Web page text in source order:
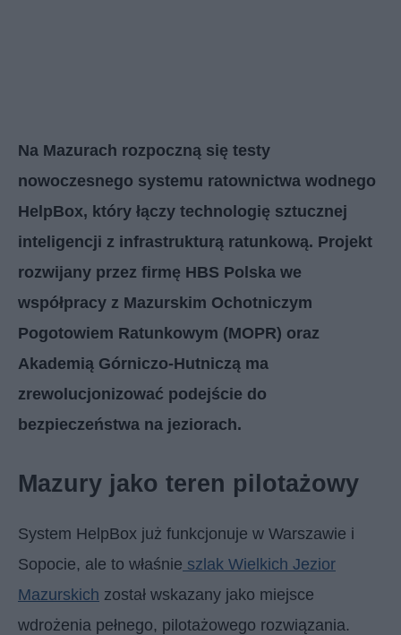
Na Mazurach rozpoczną się testy
nowoczesnego systemu ratownictwa wodnego
HelpBox, który łączy technologię sztucznej
inteligencji z infrastrukturą ratunkową. Projekt
rozwijany przez firmę HBS Polska we
współpracy z Mazurskim Ochotniczym
Pogotowiem Ratunkowym (MOPR) oraz
Akademią Górniczo-Hutniczą ma
zrewolucjonizować podejście do
bezpieczeństwa na jeziorach.
Mazury jako teren pilotażowy
System HelpBox już funkcjonuje w Warszawie i
Sopocie, ale to właśnie szlak Wielkich Jezior
Mazurskich został wskazany jako miejsce
wdrożenia pełnego, pilotażowego rozwiązania.